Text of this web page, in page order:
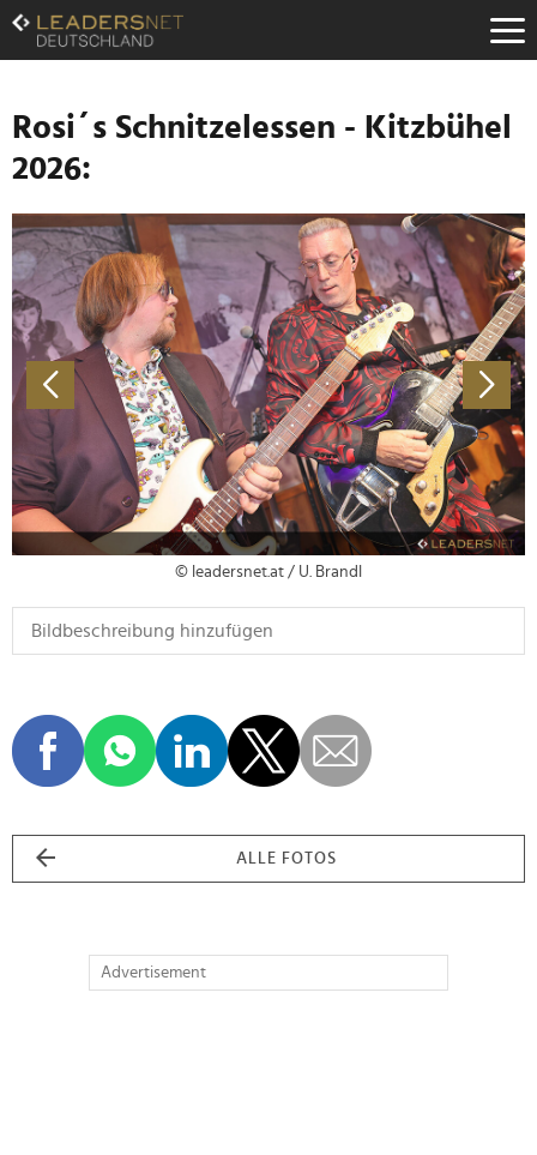
Zum
Inhalt
Zur
Navigation
Zur
Hauptnavigation
Rosi´s Schnitzelessen - Kitzbühel
2026:
© leadersnet.at / U. Brandl
ALLE FOTOS
Advertisement